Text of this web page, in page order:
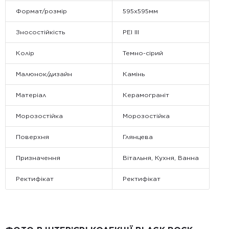
Формат/розмір 595x595мм
Зносостійкість PEI III
Колір Темно-сірий
Малюнок/дизайн Камінь
Матеріал Керамограніт
Морозостійка Морозостійка
Поверхня Глянцева
Призначення Вітальня, Кухня, Ванна
Ректифікат Ректифікат